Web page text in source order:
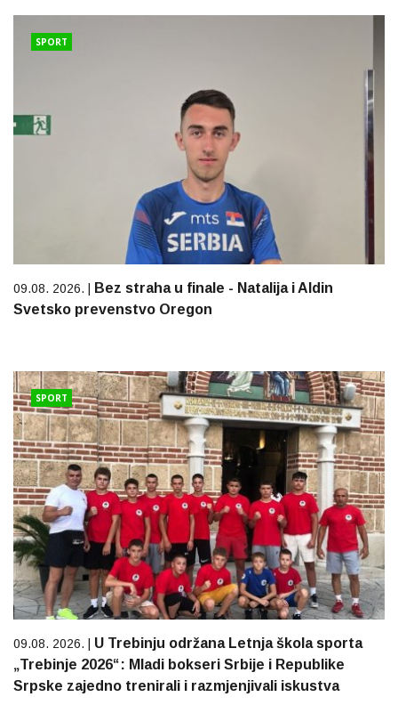
SPORT
09.08. 2026. |
Bez straha u finale - Natalija i Aldin
Svetsko prevenstvo Oregon
SPORT
09.08. 2026. | U Trebinju održana Letnja škola sporta
„Trebinje 2026“: Mladi bokseri Srbije i Republike
Srpske zajedno trenirali i razmjenjivali iskustva